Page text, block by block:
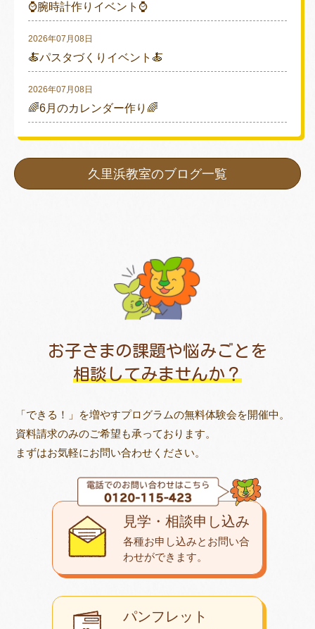
⌚腕時計作りイベント⌚
2026年07月08日
🍝パスタづくりイベント🍝
2026年07月08日
🌈6月のカレンダー作り🌈
久里浜教室のブログ一覧
お子さまの課題や悩みごとを
相談してみませんか？
「できる！」を増やすプログラムの無料体験会を開催中。
資料請求のみのご希望も承っております。
まずはお気軽にお問い合わせください。
パンフレット
見学・相談申し込み
各種お申し込みとお問い合
わせができます。